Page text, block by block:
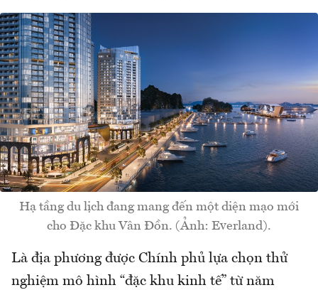
Hạ tầng du lịch đang mang đến một diện mạo mới
cho Đặc khu Vân Đồn. (Ảnh: Everland).
Là địa phương được Chính phủ lựa chọn thử
nghiệm mô hình “đặc khu kinh tế” từ năm